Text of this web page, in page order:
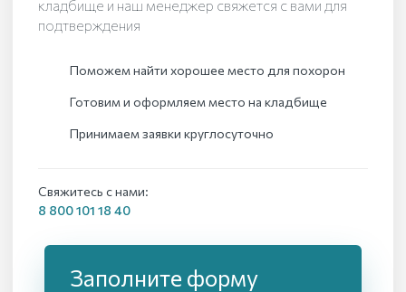
кладбище и наш менеджер свяжется с вами для
подтверждения
Поможем найти хорошее место для похорон
Готовим и оформляем место на кладбище
Принимаем заявки круглосуточно
Свяжитесь с нами:
8 800 101 18 40
Заполните форму